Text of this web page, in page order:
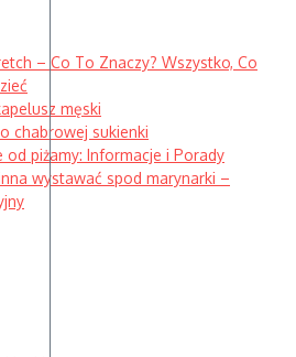
– Co To Znaczy? Wszystko, Co
męski
chabrowej sukienki
od piżamy: Informacje i Porady
wystawać spod marynarki –